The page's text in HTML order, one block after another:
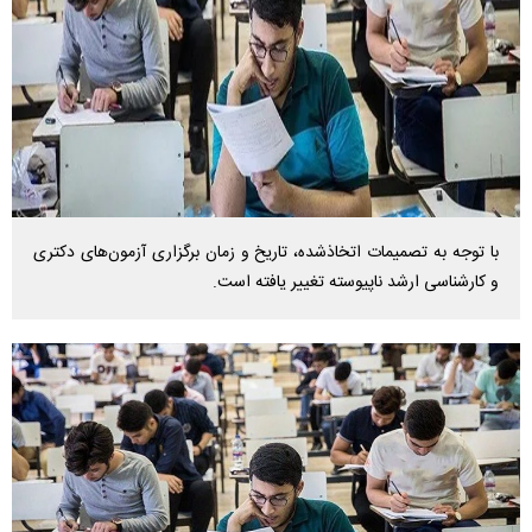
با توجه به تصمیمات اتخاذشده، تاریخ و زمان برگزاری آزمون‌های دکتری
و کارشناسی ارشد ناپیوسته تغییر یافته است.